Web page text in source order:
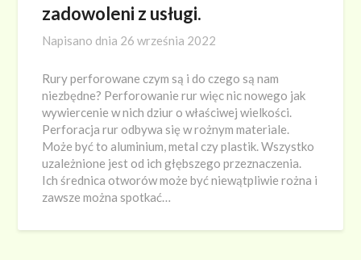
zadowoleni z usługi.
Napisano dnia 26 września 2022
Rury perforowane czym są i do czego są nam
niezbędne? Perforowanie rur więc nic nowego jak
wywiercenie w nich dziur o właściwej wielkości.
Perforacja rur odbywa się w rożnym materiale.
Może być to aluminium, metal czy plastik. Wszystko
uzależnione jest od ich głębszego przeznaczenia.
Ich średnica otworów może być niewątpliwie rożna i
zawsze można spotkać…